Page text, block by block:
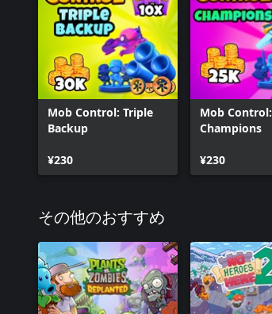
Mob Control: Triple
Backup
¥230
Mob Control:
Champions
¥230
その他のおすすめ